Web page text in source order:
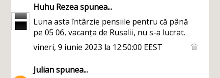
Huhu Rezeaspunea...
Luna asta întârzie pensiile pentru că până
pe 05 06, vacanța de Rusalii, nu s-a lucrat.
vineri, 9 iunie 2023 la 12:50:00 EEST
Julianspunea...